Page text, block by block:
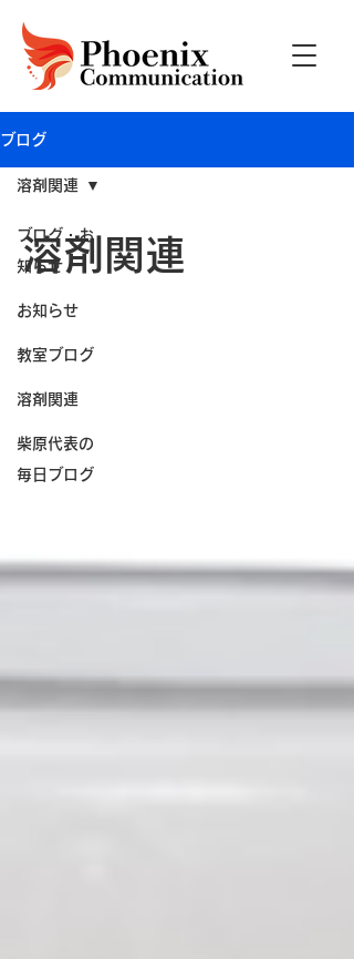
ブログ
ブログ・お
知らせ
お知らせ
教室ブログ
溶剤関連
柴原代表の
毎日ブログ
溶剤関連
溶剤関連